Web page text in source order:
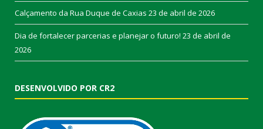
Calçamento da Rua Duque de Caxias 23 de abril de 2026
Dia de fortalecer parcerias e planejar o futuro! 23 de abril de
2026
DESENVOLVIDO POR CR2